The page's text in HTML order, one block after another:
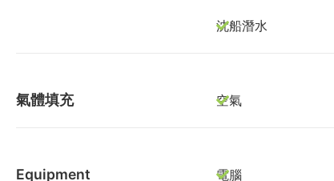
沈船潛水
氣體填充 空氣
Equipment 電腦